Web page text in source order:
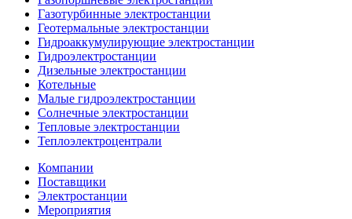
Газотурбинные электростанции
Геотермальные электростанции
Гидроаккумулирующие электростанции
Гидроэлектростанции
Дизельные электростанции
Котельные
Малые гидроэлектростанции
Солнечные электростанции
Тепловые электростанции
Теплоэлектроцентрали
Компании
Поставщики
Электростанции
Мероприятия